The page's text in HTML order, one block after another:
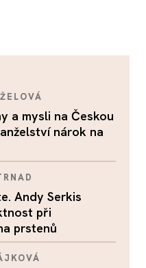
a mysli na Českou
nárok na
Andy Serkis
při
prstenů